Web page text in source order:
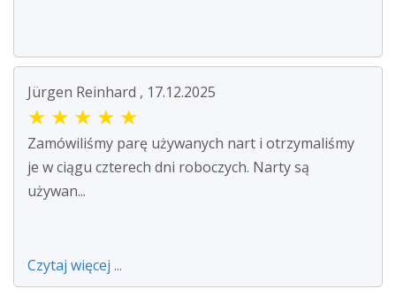
Jürgen Reinhard , 17.12.2025
★ ★ ★ ★ ★
Zamówiliśmy parę używanych nart i otrzymaliśmy
je w ciągu czterech dni roboczych. Narty są
używan...
Czytaj więcej ...